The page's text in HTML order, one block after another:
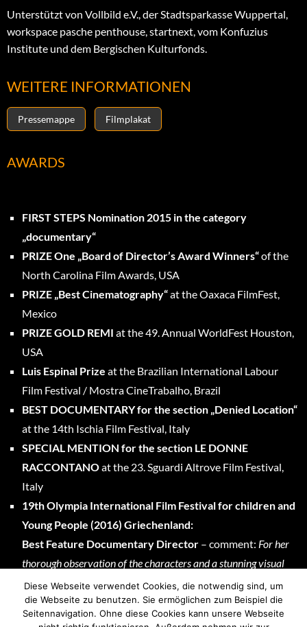
Unterstützt von Vollbild e.V., der Stadtsparkasse Wuppertal,
workspace pasche penthouse, startnext, vom Konfuzius
Institute und dem Bergischen Kulturfonds.
WEITERE INFORMATIONEN
Pressemappe Filmplakat
AWARDS
FIRST STEPS Nomination 2015 in the category
„documentary“
PRIZE One „Board of Director’s Award Winners“of the
North Carolina Film Awards, USA
PRIZE „Best Cinematography“at the Oaxaca FilmFest,
Mexico
PRIZE GOLD REMI at the 49. Annual WorldFest Houston,
USA
Luis Espinal Prize at the Brazilian International Labour
Film Festival / Mostra CineTrabalho, Brazil
BEST DOCUMENTARY for the section „Denied Location“
at the 14th Ischia Film Festival, Italy
SPECIAL MENTION for the section LE DONNE
RACCONTANOat the 23. Sguardi Altrove Film Festival,
Italy
19th Olympia International Film Festival for children and
Young People (2016) Griechenland:
Best Feature Documentary Director – comment: For her
thorough observation of the characters and a stunning visual
language focusing on the contrast between rural and urban
Chinese society.
Diese Webseite verwendet Cookies, die notwendig sind, um
die Webseite zu benutzen. Sie ermöglichen zum Beispiel die
Seitennavigation. Ohne diese Cookies kann unsere Webseite